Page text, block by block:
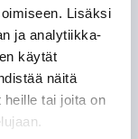
Lisäksi
ja analytiikka-
käytät
näitä
heille tai joita on